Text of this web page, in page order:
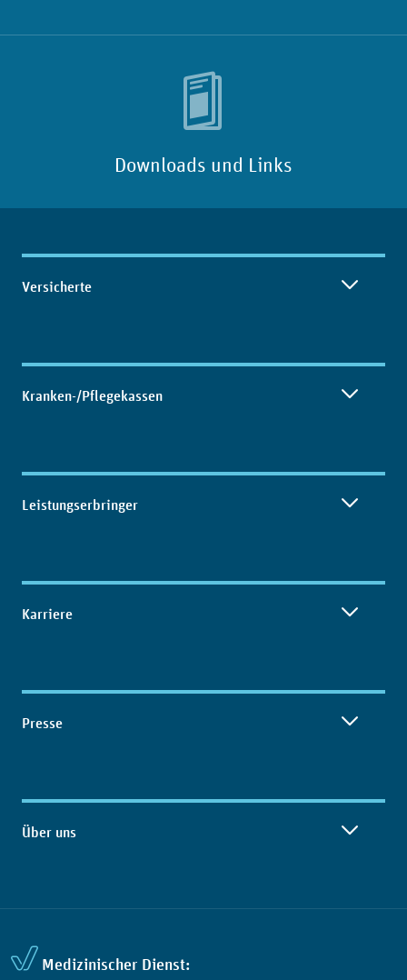
Downloads und Links
Inhaltsübersicht
Versicherte
Kranken-/Pflegekassen
Leistungserbringer
Karriere
Presse
Über uns
Medizinischer Dienst: